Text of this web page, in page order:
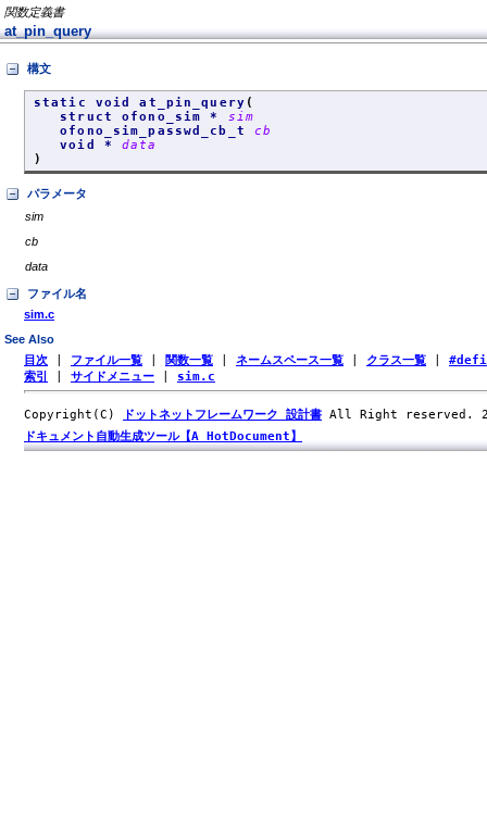
関数定義書
at_pin_query
構文
static void at_pin_query (
struct ofono_sim * sim
ofono_sim_passwd_cb_t cb
void *data
)
パラメータ
sim
cb
data
ファイル名
sim.c
See Also
目次 ファイル一覧 関数一覧 ネームスペース一覧 クラス一覧
索引
サイドメニュー sim.c
Copyright(C) ドットネットフレームワーク 設計書 All Right reserved.
ドキュメント自動生成ツール【A HotDocument】